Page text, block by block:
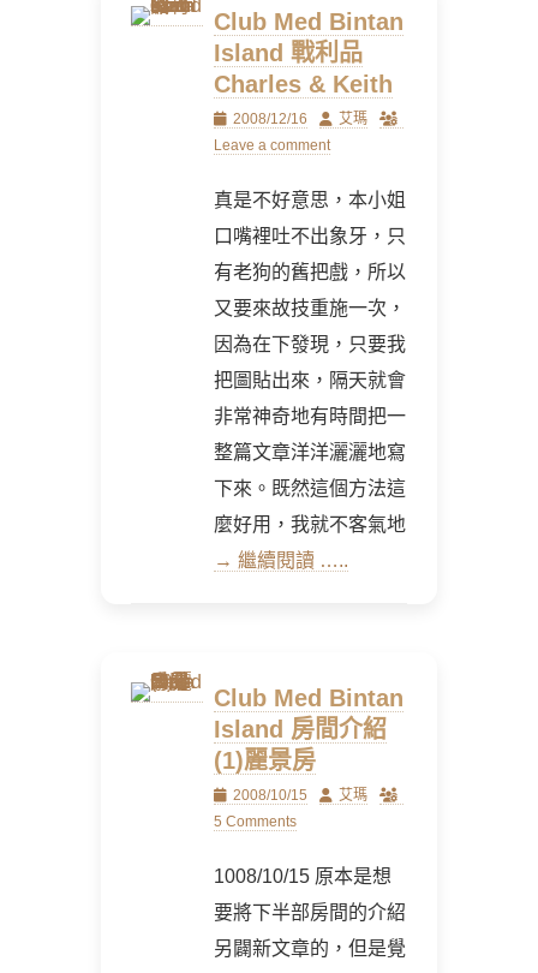
Club Med Bintan
Island 戰利品
Charles & Keith
Posted
on
2008/12/16 Author
艾瑪
Leave a comment
真是不好意思，本小姐
口嘴裡吐不出象牙，只
有老狗的舊把戲，所以
又要來故技重施一次，
因為在下發現，只要我
把圖貼出來，隔天就會
非常神奇地有時間把一
整篇文章洋洋灑灑地寫
下來。既然這個方法這
麼好用，我就不客氣地
→ 繼續閱讀 …..
Club Med Bintan
Island 房間介紹
(1)麗景房
Posted
on
2008/10/15 Author
艾瑪
5 Comments
1008/10/15 原本是想
要將下半部房間的介紹
另闢新文章的，但是覺